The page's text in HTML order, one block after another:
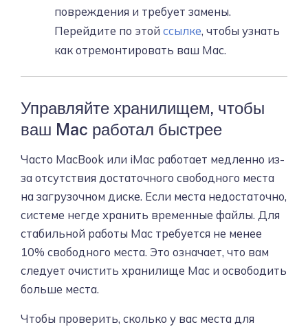
повреждения и требует замены.
Перейдите по этойссылке, чтобы узнать
как отремонтировать ваш Mac.
Управляйте хранилищем, чтобы
ваш Mac работал быстрее
Часто MacBook или iMac работает медленно из-
за отсутствия достаточного свободного места
на загрузочном диске. Если места недостаточно,
системе негде хранить временные файлы. Для
стабильной работы Mac требуется не менее
10% свободного места. Это означает, что вам
следует очистить хранилище Mac и освободить
больше места.
Чтобы проверить, сколько у вас места для